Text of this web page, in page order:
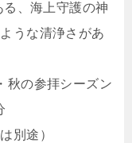
、海上守護の神
うな清浄さがあ
秋の参拝シーズン
別途）